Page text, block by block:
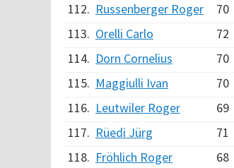
112. Russenberger Roger 70
113. Orelli Carlo 72
114. Dorn Cornelius 70
115. Maggiulli Ivan 70
116. Leutwiler Roger 69
117. Rüedi Jürg 71
118. Fröhlich Roger 68